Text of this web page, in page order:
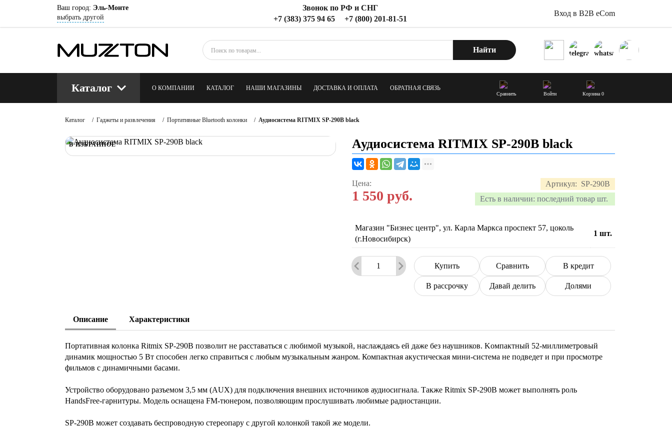
Ваш город: Эль-Монте
выбрать другой
Звонок по РФ и СНГ
+7 (383) 375 94 65
+7 (800) 201-81-51
Вход в B2B eCom
Найти
Каталог О КОМПАНИИ КАТАЛОГ НАШИ МАГАЗИНЫ ДОСТАВКА И ОПЛАТА ОБРАТНАЯ СВЯЗЬ
КОНТАКТЫ БЛОГ
Сравнить Войти Корзина 0
Каталог / Гаджеты и развлечения / Портативные Bluetooth колонки / Аудиосистема RITMIX SP-290B black
В ИЗБРАННОЕ Аудиосистема RITMIX SP-290B black
Артикул: SP-290B
Есть в наличии: последний товар шт.
Цена:
1 550 руб.
Магазин "Бизнес центр", ул. Карла Маркса проспект 57, цоколь
(г.Новосибирск)
1 шт.
Купить Сравнить В кредит
В рассрочку Давай делить Долями
Описание Характеристики
Портативная колонка Ritmix SP-290B позволит не расставаться с любимой музыкой, наслаждаясь ей даже без наушников. Kомпактный 52-миллиметровый
динамик мощностью 5 Вт способен легко справиться с любым музыкальным жанром. Компактная акустическая мини-система не подведет и при просмотре
фильмов с динамичными басами.
Устройство оборудовано разъемом 3,5 мм (AUX) для подключения внешних источников аудиосигнала. Также Ritmix SP-290B может выполнять роль
HandsFree-гарнитуры. Модель оснащена FM-тюнером, позволяющим прослушивать любимые радиостанции.
SP-290B может создавать беспроводную стереопару с другой колонкой такой же модели.